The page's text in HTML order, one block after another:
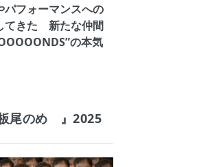
パフォーマンスへの
てきた 新たな仲間
の本気
尾のめ゙』2025